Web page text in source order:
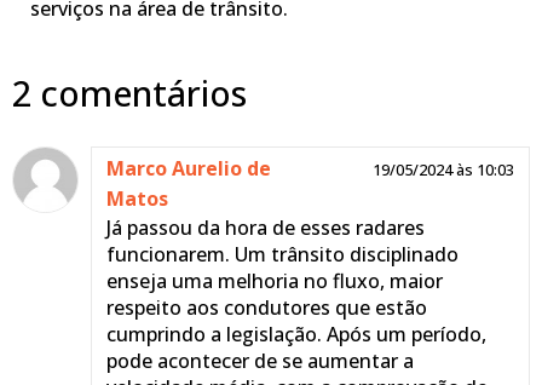
serviços na área de trânsito.
2 comentários
Marco Aurelio de
Matos
19/05/2024 às 10:03
Já passou da hora de esses radares
funcionarem. Um trânsito disciplinado
enseja uma melhoria no fluxo, maior
respeito aos condutores que estão
cumprindo a legislação. Após um período,
pode acontecer de se aumentar a